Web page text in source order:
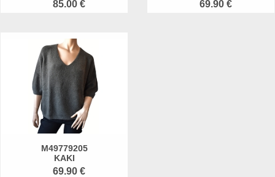
85.00 € 69.90 €
M49779205
KAKI
69.90 €